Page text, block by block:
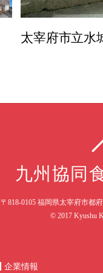
太宰府市立水
九州協同
〒818-0105 福岡県太宰府市都
© 2017 Kyushu
企業情報